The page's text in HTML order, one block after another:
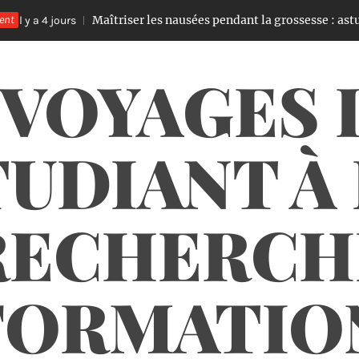
Maîtriser les nausées pendant la grossesse : astuces et
À